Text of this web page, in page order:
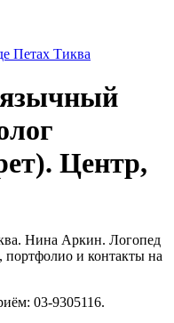
Петах Тиква
Центр,
Нина Аркин. Логопед
и контакты на
03-9305116.